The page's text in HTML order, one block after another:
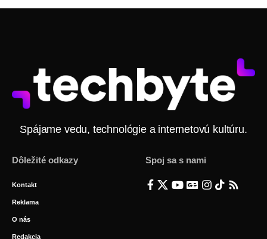
Spájame vedu, technológie a internetovú kultúru.
Dôležité odkazy
Kontakt
Reklama
O nás
Redakcia
Spoj sa s nami